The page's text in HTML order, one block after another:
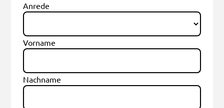
Anrede
Vorname
Nachname